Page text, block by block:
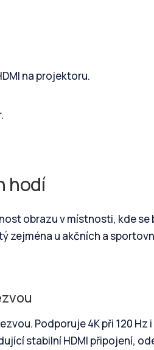
na projektoru.
hodí
obrazu v místnosti, kde se
zejména u akčních a
Podporuje 4K při 120 Hz
stabilní HDMI připojení,